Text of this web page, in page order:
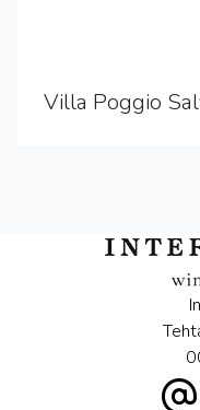
Villa Poggio